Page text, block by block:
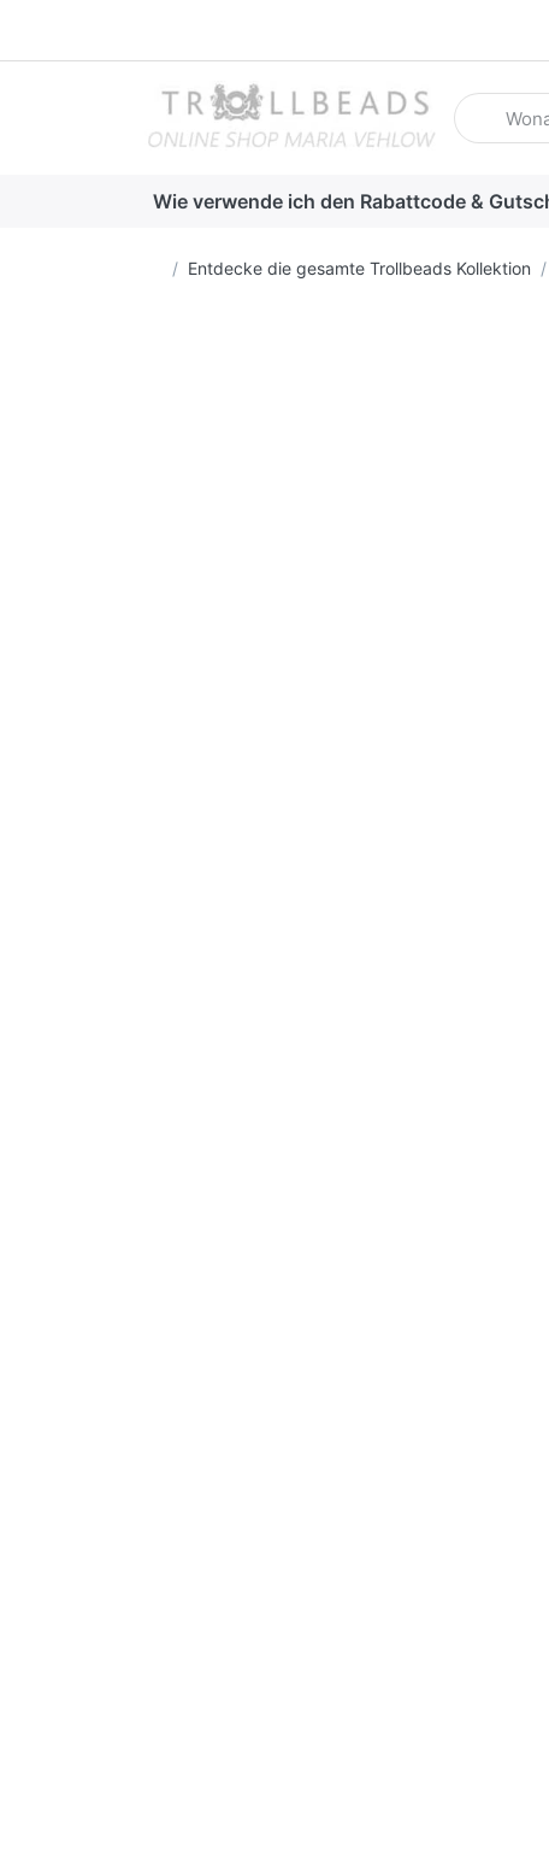
Geben
Wie verwende ich den Rabattcode &
Startseite
Entdecke die gesamte Trollbeads Kollektion